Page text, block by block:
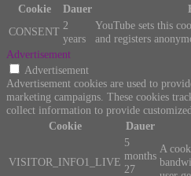
Cookie
Dauer
CONSENT 2
years
YouTube sets this
and registers
Advertisement
Advertisement
Advertisement cookies are used to
marketing campaigns. These cookies
collect information to provide customized
Cookie
Dauer
VISITOR_INFO1_LIVE
5
months
27
A